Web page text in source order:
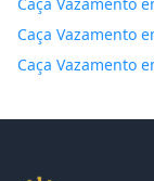
Caça Vazamento
Caça Vazamento